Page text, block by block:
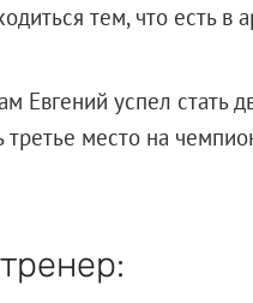
тем, что есть в
Евгений успел стать
третье место на